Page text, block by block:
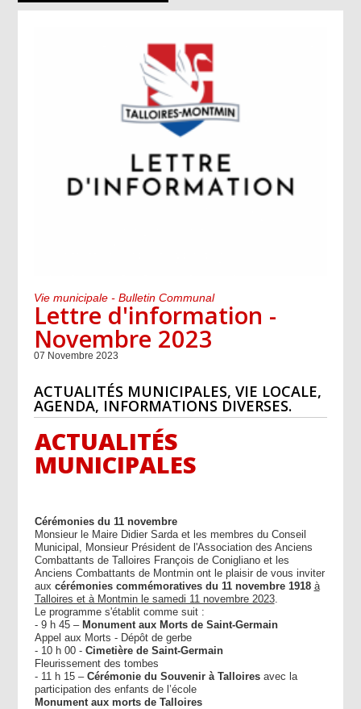
Vie municipale - Bulletin Communal
Lettre d'information -
Novembre 2023
07 Novembre 2023
ACTUALITÉS MUNICIPALES, VIE LOCALE,
AGENDA, INFORMATIONS DIVERSES.
ACTUALITÉS
MUNICIPALES
Cérémonies du 11 novembre
Monsieur le Maire Didier Sarda et les membres du Conseil
Municipal, Monsieur Président de l'Association des Anciens
Combattants de Talloires François de Conigliano et les
Anciens Combattants de Montmin ont le plaisir de vous inviter
aux cérémonies commémoratives du 11 novembre 1918 à
Talloires et à Montmin le samedi 11 novembre 2023.
Le programme s'établit comme suit :
- 9 h 45 – Monument aux Morts de Saint-Germain
Appel aux Morts - Dépôt de gerbe
- 10 h 00 - Cimetière de Saint-Germain
Fleurissement des tombes
- 11 h 15 – Cérémonie du Souvenir à Talloiresavec la
participation des enfants de l’école
Monument aux morts de Talloires